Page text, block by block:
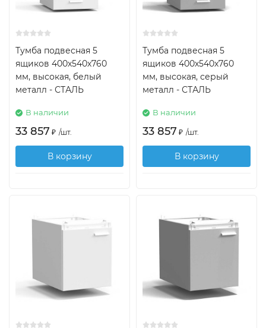
Тумба подвесная 5
ящиков 400х540х760
мм, высокая, белый
металл - СТАЛЬ
В наличии
33 857 ₽ /шт.
В корзину
Тумба подвесная 5
ящиков 400х540х760
мм, высокая, серый
металл - СТАЛЬ
В наличии
33 857 ₽ /шт.
В корзину